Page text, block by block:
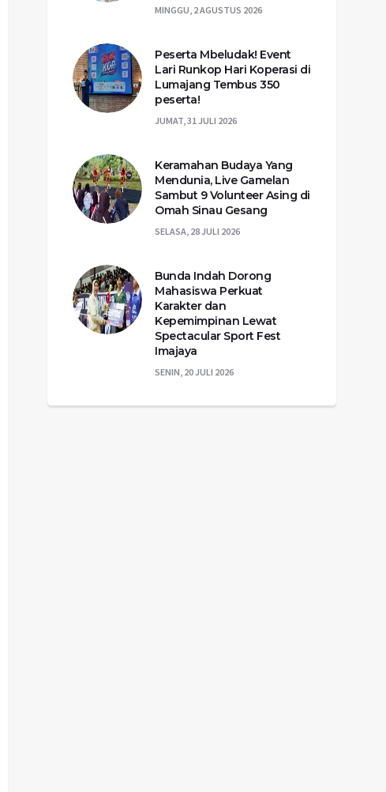
MINGGU, 2 AGUSTUS 2026
Peserta Mbeludak! Event
Lari Runkop Hari Koperasi di
Lumajang Tembus 350
peserta!
JUMAT, 31 JULI 2026
Keramahan Budaya Yang
Mendunia, Live Gamelan
Sambut 9 Volunteer Asing di
Omah Sinau Gesang
SELASA, 28 JULI 2026
Bunda Indah Dorong
Mahasiswa Perkuat
Karakter dan
Kepemimpinan Lewat
Spectacular Sport Fest
Imajaya
SENIN, 20 JULI 2026